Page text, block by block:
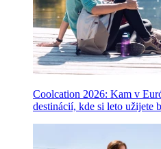
Coolcation 2026: Kam v
destinácií, kde si leto užijete